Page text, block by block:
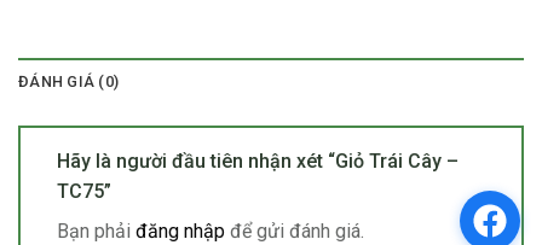
ĐÁNH GIÁ (0)
Hãy là người đầu tiên nhận xét “Giỏ Trái Cây –
TC75”
Bạn phải đăng nhập để gửi đánh giá.